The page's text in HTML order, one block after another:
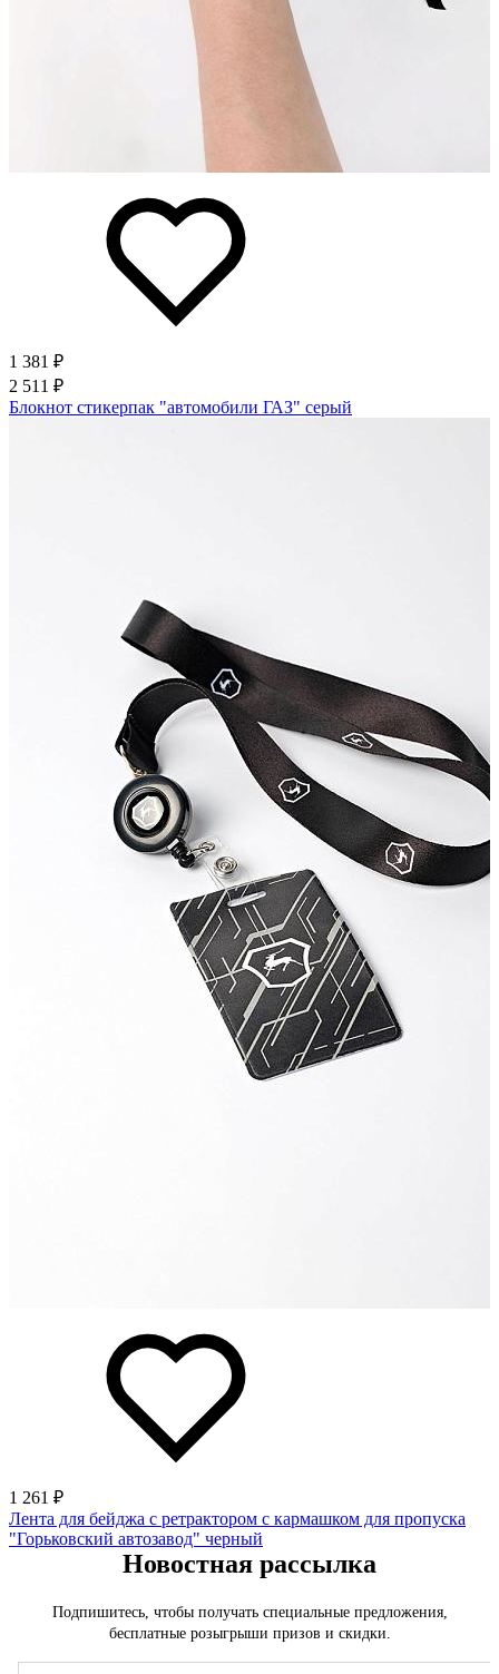
1 381 ₽
2 511 ₽
Блокнот стикерпак "автомобили ГАЗ" серый
1 261 ₽
Лента для бейджа с ретрактором с кармашком для пропуска
"Горьковский автозавод" черный
Новостная рассылка
Подпишитесь, чтобы получать специальные предложения,
бесплатные розыгрыши призов и скидки.